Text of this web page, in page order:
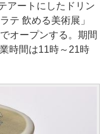
アートにしたドリン
テ 飲める美術展」
オープンする。期間
時間は11時～21時